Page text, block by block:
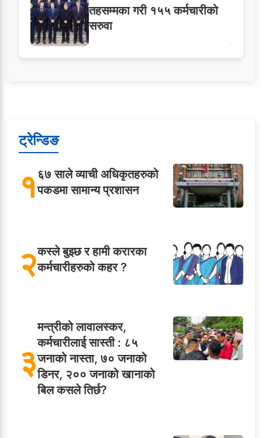
तहसम्मका गरी १५५ कर्मचारीको
सरुवा
ट्रेन्डिङ
१६७ साले व्याची अधिकृतहरुको
पकडमा सामान्य प्रशासन
२कस्ले बुझ्छ र हामी करारका
कर्मचारीहरुको कहर ?
३
मन्त्रीको लावालस्कर,
कर्मचारीलाई सास्ती : ८५
जनाको नास्ता, ७० जनाको
डिनर, २०० जनाको खानाको
बिल कसले तिर्छ?